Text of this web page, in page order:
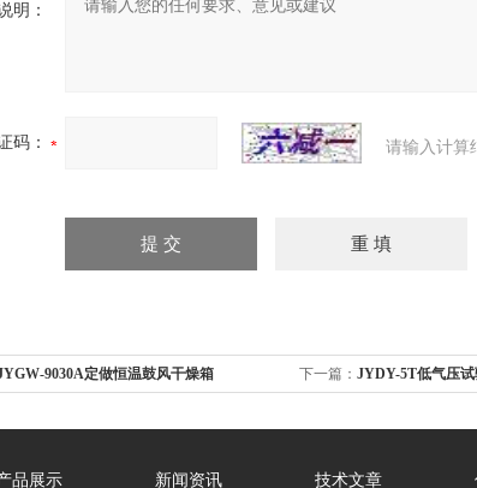
明：
码： 请输入计算
9030A定做恒温鼓风干燥箱 下一篇： JYDY-5T低气压试
品展示 新闻资讯 技术文章